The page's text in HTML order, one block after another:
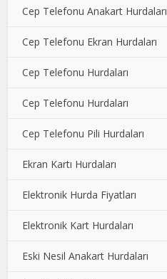
Cep Telefonu Anakart Hurdaları
Cep Telefonu Ekran Hurdaları
Cep Telefonu Hurdaları
Cep Telefonu Hurdaları
Cep Telefonu Pili Hurdaları
Ekran Kartı Hurdaları
Elektronik Hurda Fiyatları
Elektronik Kart Hurdaları
Eski Nesil Anakart Hurdaları